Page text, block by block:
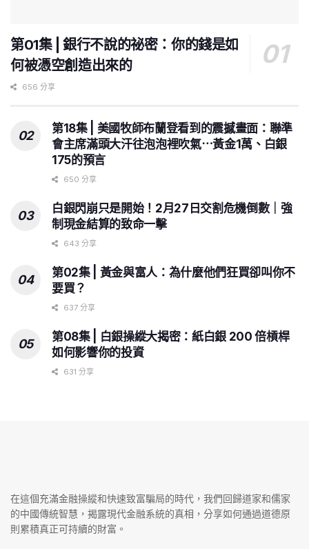
第01集 | 銀行不說的祕密：你的錢是如
何被憑空創造出來的
656 分享
第18集 | 美國牧師布蘭登看到的震撼畫面：聯準
會主席滿頭大汗往泡泡裡吹氣⋯黃金1萬、白銀
175的預言
650 分享
白銀閃崩只是開始！2月27日交割危機倒數｜強
制現金結算的致命一擊
643 分享
第02集 | 黃金與富人：為什麼他們狂買卻叫你不
要買？
637 分享
第08集 | 白銀操縱大揭密：紙白銀 200 倍槓桿
如何影響你的投資
631 分享
在這個充滿金融操縱和快速致富騙局的時代，我們回歸道家和儒家
的中國傳統智慧，揭露現代金融系統的真相，分享如何通過道德原
則累積真正可持續的財富。